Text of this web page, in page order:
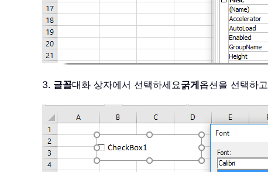
3. 글꼴대화 상자에서 선택하세요굵게옵션을 선택하고